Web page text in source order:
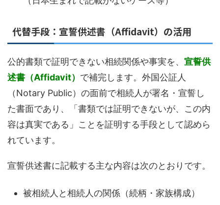
代替手段：宣誓供述書（Affidavit）の活用
公的書類で証明できない相続関係や事実を、 宣誓供
述書（Affidavit） で補完します。外国公証人
（Notary Public）の面前で相続人が署名・宣誓し
た書面であり、「書類では証明できないが、この内
容は真実である」ことを証明する手段として認めら
れています。
宣誓供述書に記載する主な内容は次のとおりです。
被相続人と相続人の関係（続柄・家族構成）